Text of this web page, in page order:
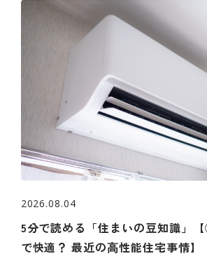
2026.08.04
5分で読める「住まいの豆知識」
で快適？ 最近の⾼性能住宅事情】